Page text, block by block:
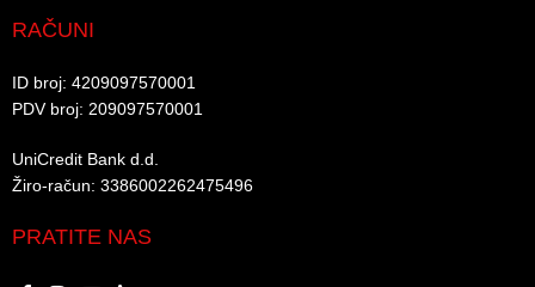
RAČUNI
ID broj: 4209097570001​
PDV broj: 209097570001 ​
UniCredit Bank d.d.​
Žiro-račun: 3386002262475496​​
PRATITE NAS